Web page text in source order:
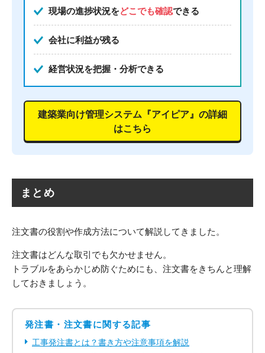
現場の進捗状況をどこでも確認できる
会社に利益が残る
経営状況を把握・分析できる
建築業向け管理システム『アイピア』の詳細
はこちら
まとめ
注文書の役割や作成方法について解説してきました。
注文書はどんな取引でも欠かせません。
トラブルをあらかじめ防ぐためにも、注文書をきちんと理解
しておきましょう。
発注書・注文書に関する記事
工事発注書とは？書き方や注意事項を解説